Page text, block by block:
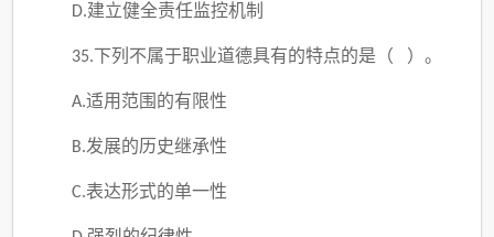
D.建立健全责任监控机制
35.下列不属于职业道德具有的特点的是（ ）。
A.适用范围的有限性
B.发展的历史继承性
C.表达形式的单一性